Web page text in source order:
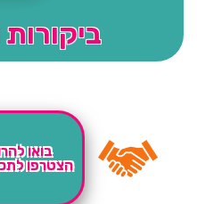
בואו
הצטרפו